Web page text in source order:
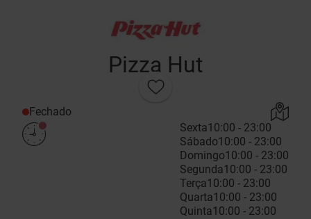
Pizza Hut
Fechado
Sexta10:00 - 23:00
Sábado10:00 - 23:00
Domingo10:00 - 23:00
Segunda10:00 - 23:00
Terça10:00 - 23:00
Quarta10:00 - 23:00
Quinta10:00 - 23:00